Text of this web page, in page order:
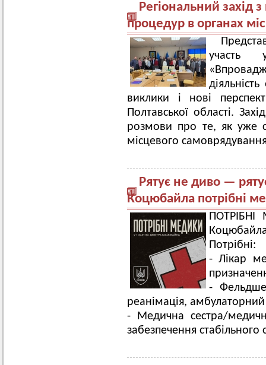
Регіональний захід
процедур в органах
участь у
виклики і нові
Полтавської області.
розмови про те, як уже
місцевого
Рятує не диво —
Коцюбайла потрібні
Потрібні:
- Лікар
-
реанімація,
- Медична сестра/
забезпечення стабільного